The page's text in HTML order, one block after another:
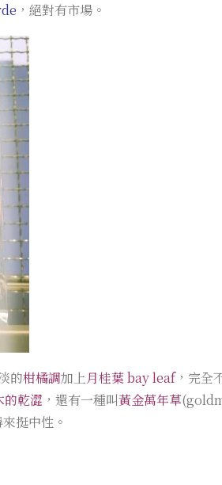
，絕對有市場。
的柑橘調加上月桂葉 bay leaf，完全
的乾澀 ，還有一種叫黃金萬年草
挺中性。